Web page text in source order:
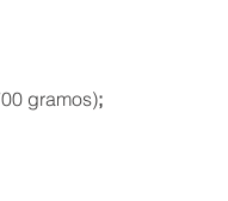
gramos);